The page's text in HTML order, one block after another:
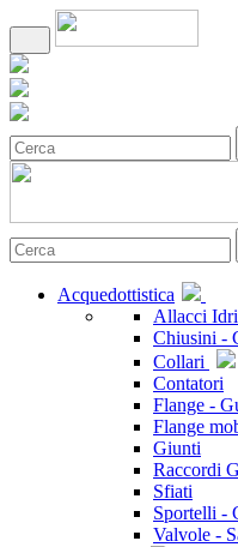
Acquedottistica
Allacci
Chiusini -
Collari
Contatori
Flange -
Flange
Giunti
Raccordi
Sfiati
Sportelli -
Valvole -